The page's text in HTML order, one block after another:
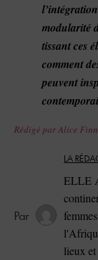
modularité
tissant ces
comment
peuvent
Rédigé par Alice
LA
ELLE
lieux